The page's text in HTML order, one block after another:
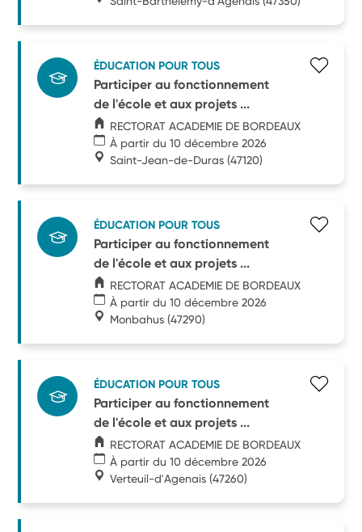
ÉDUCATION POUR TOUS
Participer au fonctionnement
de l'école et aux projets ...
RECTORAT ACADEMIE DE BORDEAUX
À partir du 10 décembre 2026
Saint-Jean-de-Duras (47120)
ÉDUCATION POUR TOUS
Participer au fonctionnement
de l'école et aux projets ...
RECTORAT ACADEMIE DE BORDEAUX
À partir du 10 décembre 2026
Monbahus (47290)
ÉDUCATION POUR TOUS
Participer au fonctionnement
de l'école et aux projets ...
RECTORAT ACADEMIE DE BORDEAUX
À partir du 10 décembre 2026
Verteuil-d'Agenais (47260)